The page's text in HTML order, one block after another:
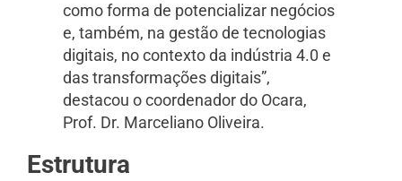
como forma de potencializar negócios
e, também, na gestão de tecnologias
digitais, no contexto da indústria 4.0 e
das transformações digitais”,
destacou o coordenador do Ocara,
Prof. Dr. Marceliano Oliveira.
Estrutura